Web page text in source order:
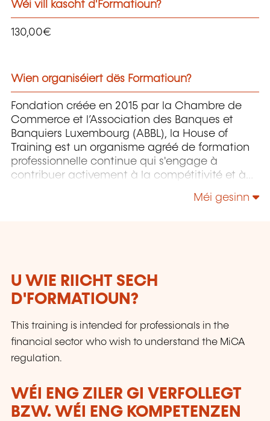
Wéi vill kascht d'Formatioun?
130,00€
Wien organiséiert dës Formatioun?
Fondation créée en 2015 par la Chambre de
Commerce et l’Association des Banques et
Banquiers Luxembourg (ABBL), la House of
Training est un organisme agréé de formation
professionnelle continue qui s'engage à
contribuer activement à la compétitivité et à
les compétences de ceux qui font vivre son
Méi gesinn
U WIE RIICHT SECH
D'FORMATIOUN?
This training is intended for professionals in the
financial sector who wish to understand the MiCA
regulation.
WÉI ENG ZILER GI VERFOLLEGT
BZW. WÉI ENG KOMPETENZEN